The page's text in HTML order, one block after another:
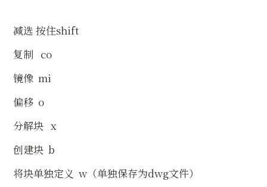
减选 按住shift
复制   co
镜像  mi
偏移  o
分解块   x
创建块  b
将块单独定义  w（单独保存为dwg文件）